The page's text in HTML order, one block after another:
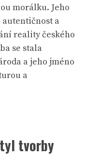
morálku. Jeho
autentičnost a
reality českého
se stala
a jeho jméno
a
tvorby